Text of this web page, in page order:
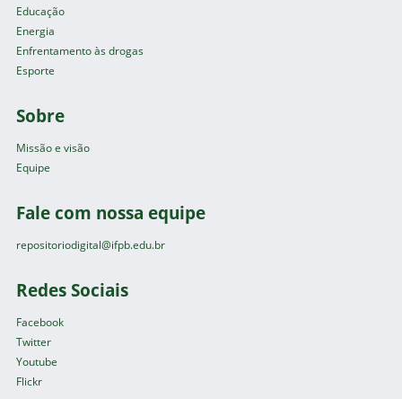
Educação
Energia
Enfrentamento às drogas
Esporte
Sobre
Missão e visão
Equipe
Fale com nossa equipe
repositoriodigital@ifpb.edu.br
Redes Sociais
Facebook
Twitter
Youtube
Flickr